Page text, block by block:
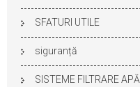
SFATURI UTILE
siguranță
SISTEME FILTRARE APĂ